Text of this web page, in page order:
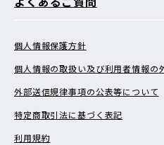
個人情報保護方針
個人情報の取扱い及び利用者情報の
外部送信規律事項の公表等について
特定商取引法に基づく表記
利用規約